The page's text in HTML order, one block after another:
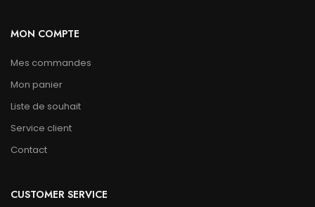
MON COMPTE
Mes commandes
Mon panier
Liste de souhait
Service client
Contact
CUSTOMER SERVICE